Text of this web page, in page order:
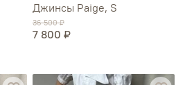
Джинсы Paige, S
36 500 ₽
7 800 ₽